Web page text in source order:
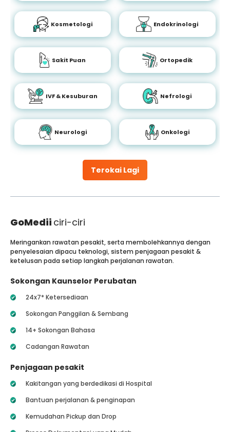
Terokai Lagi
Kosmetologi Endokrinologi
Sakit Puan Ortopedik
IVF & Kesuburan Nefrologi
Neurologi Onkologi
GoMedii ciri-ciri
Meringankan rawatan pesakit, serta membolehkannya dengan
penyelesaian dipacu teknologi, sistem penjagaan pesakit &
ketelusan pada setiap langkah perjalanan rawatan.
Sokongan Kaunselor Perubatan
24x7* Ketersediaan
Sokongan Panggilan & Sembang
14+ Sokongan Bahasa
Cadangan Rawatan
Penjagaan pesakit
Kakitangan yang berdedikasi di Hospital
Bantuan perjalanan & penginapan
Kemudahan Pickup dan Drop